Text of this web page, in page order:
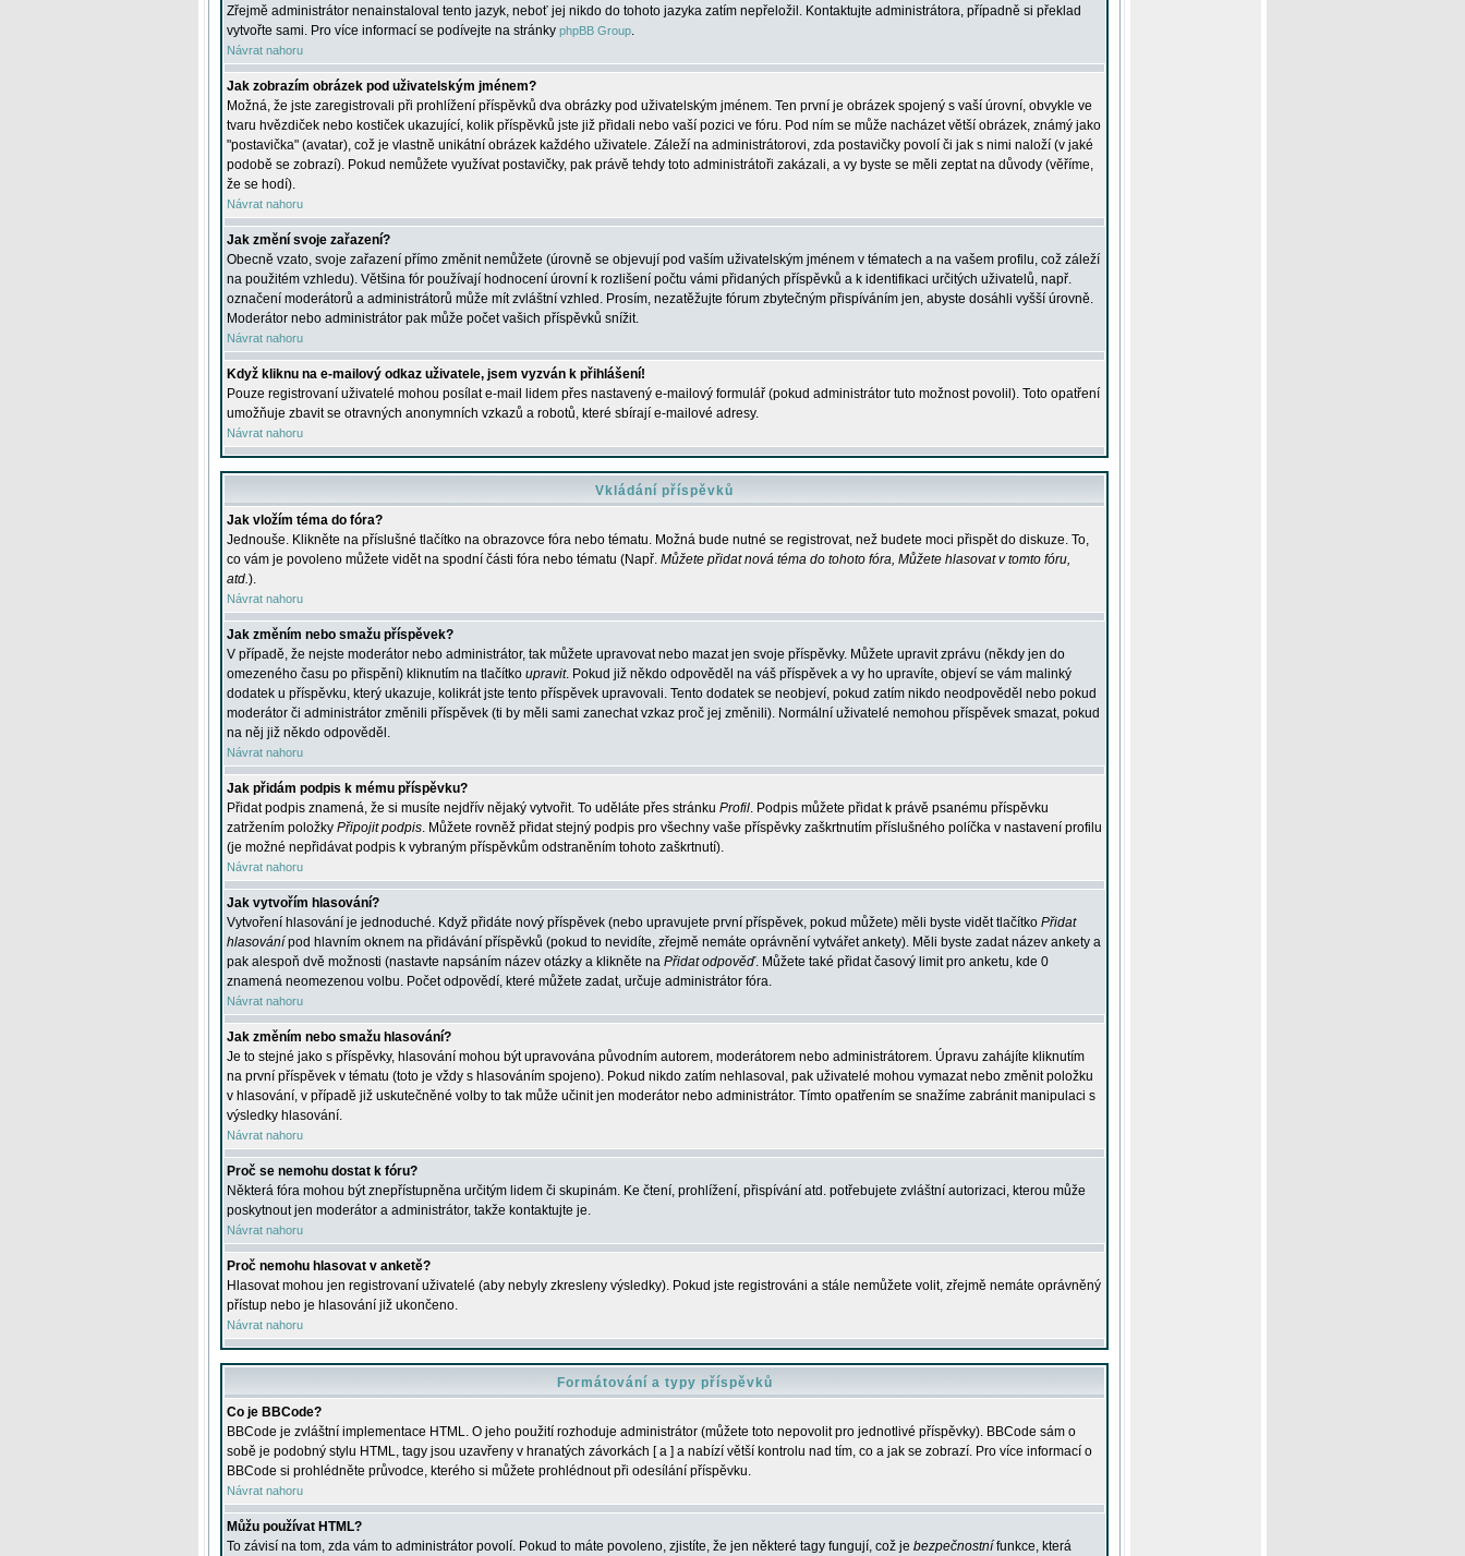
Zřejmě administrátor nenainstaloval tento jazyk, neboť jej nikdo do tohoto jazyka zatím nepřeložil. Kontaktujte administrátora, případně si překlad
vytvořte sami. Pro více informací se podívejte na stránky phpBB Group.
Návrat nahoru
Jak zobrazím obrázek pod uživatelským jménem?
Možná, že jste zaregistrovali při prohlížení příspěvků dva obrázky pod uživatelským jménem. Ten první je obrázek spojený s vaší úrovní, obvykle ve
tvaru hvězdiček nebo kostiček ukazující, kolik příspěvků jste již přidali nebo vaší pozici ve fóru. Pod ním se může nacházet větší obrázek, známý jako
"postavička" (avatar), což je vlastně unikátní obrázek každého uživatele. Záleží na administrátorovi, zda postavičky povolí či jak s nimi naloží (v jaké
podobě se zobrazí). Pokud nemůžete využívat postavičky, pak právě tehdy toto administrátoři zakázali, a vy byste se měli zeptat na důvody (věříme,
že se hodí).
Návrat nahoru
Jak změní svoje zařazení?
Obecně vzato, svoje zařazení přímo změnit nemůžete (úrovně se objevují pod vaším uživatelským jménem v tématech a na vašem profilu, což záleží
na použitém vzhledu). Většina fór používají hodnocení úrovní k rozlišení počtu vámi přidaných příspěvků a k identifikaci určitých uživatelů, např.
označení moderátorů a administrátorů může mít zvláštní vzhled. Prosím, nezatěžujte fórum zbytečným přispíváním jen, abyste dosáhli vyšší úrovně.
Moderátor nebo administrátor pak může počet vašich příspěvků snížit.
Návrat nahoru
Když kliknu na e-mailový odkaz uživatele, jsem vyzván k přihlášení!
Pouze registrovaní uživatelé mohou posílat e-mail lidem přes nastavený e-mailový formulář (pokud administrátor tuto možnost povolil). Toto opatření
umožňuje zbavit se otravných anonymních vzkazů a robotů, které sbírají e-mailové adresy.
Návrat nahoru
Vkládání příspěvků
Jak vložím téma do fóra?
Jednouše. Klikněte na příslušné tlačítko na obrazovce fóra nebo tématu. Možná bude nutné se registrovat, než budete moci přispět do diskuze. To,
co vám je povoleno můžete vidět na spodní části fóra nebo tématu (Např. Můžete přidat nová téma do tohoto fóra, Můžete hlasovat v tomto fóru,
atd.).
Návrat nahoru
Jak změním nebo smažu příspěvek?
V případě, že nejste moderátor nebo administrátor, tak můžete upravovat nebo mazat jen svoje příspěvky. Můžete upravit zprávu (někdy jen do
omezeného času po přispění) kliknutím na tlačítko upravit. Pokud již někdo odpověděl na váš příspěvek a vy ho upravíte, objeví se vám malinký
dodatek u příspěvku, který ukazuje, kolikrát jste tento příspěvek upravovali. Tento dodatek se neobjeví, pokud zatím nikdo neodpověděl nebo pokud
moderátor či administrátor změnili příspěvek (ti by měli sami zanechat vzkaz proč jej změnili). Normální uživatelé nemohou příspěvek smazat, pokud
na něj již někdo odpověděl.
Návrat nahoru
Jak přidám podpis k mému příspěvku?
Přidat podpis znamená, že si musíte nejdřív nějaký vytvořit. To uděláte přes stránku Profil. Podpis můžete přidat k právě psanému příspěvku
zatržením položky Připojit podpis. Můžete rovněž přidat stejný podpis pro všechny vaše příspěvky zaškrtnutím příslušného políčka v nastavení profilu
(je možné nepřidávat podpis k vybraným příspěvkům odstraněním tohoto zaškrtnutí).
Návrat nahoru
Jak vytvořím hlasování?
Vytvoření hlasování je jednoduché. Když přidáte nový příspěvek (nebo upravujete první příspěvek, pokud můžete) měli byste vidět tlačítko Přidat
hlasování pod hlavním oknem na přidávání příspěvků (pokud to nevidíte, zřejmě nemáte oprávnění vytvářet ankety). Měli byste zadat název ankety a
pak alespoň dvě možnosti (nastavte napsáním název otázky a klikněte na Přidat odpověď. Můžete také přidat časový limit pro anketu, kde 0
znamená neomezenou volbu. Počet odpovědí, které můžete zadat, určuje administrátor fóra.
Návrat nahoru
Jak změním nebo smažu hlasování?
Je to stejné jako s příspěvky, hlasování mohou být upravována původním autorem, moderátorem nebo administrátorem. Úpravu zahájíte kliknutím
na první příspěvek v tématu (toto je vždy s hlasováním spojeno). Pokud nikdo zatím nehlasoval, pak uživatelé mohou vymazat nebo změnit položku
v hlasování, v případě již uskutečněné volby to tak může učinit jen moderátor nebo administrátor. Tímto opatřením se snažíme zabránit manipulaci s
výsledky hlasování.
Návrat nahoru
Proč se nemohu dostat k fóru?
Některá fóra mohou být znepřístupněna určitým lidem či skupinám. Ke čtení, prohlížení, přispívání atd. potřebujete zvláštní autorizaci, kterou může
poskytnout jen moderátor a administrátor, takže kontaktujte je.
Návrat nahoru
Proč nemohu hlasovat v anketě?
Hlasovat mohou jen registrovaní uživatelé (aby nebyly zkresleny výsledky). Pokud jste registrováni a stále nemůžete volit, zřejmě nemáte oprávněný
přístup nebo je hlasování již ukončeno.
Návrat nahoru
Formátování a typy příspěvků
Co je BBCode?
BBCode je zvláštní implementace HTML. O jeho použití rozhoduje administrátor (můžete toto nepovolit pro jednotlivé příspěvky). BBCode sám o
sobě je podobný stylu HTML, tagy jsou uzavřeny v hranatých závorkách [ a ] a nabízí větší kontrolu nad tím, co a jak se zobrazí. Pro více informací o
BBCode si prohlédněte průvodce, kterého si můžete prohlédnout při odesílání příspěvku.
Návrat nahoru
Můžu používat HTML?
To závisí na tom, zda vám to administrátor povolí. Pokud to máte povoleno, zjistíte, že jen některé tagy fungují, což je bezpečnostní funkce, která